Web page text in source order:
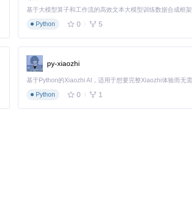
基于大模型算子和工作流的高效文本大模型训练数据合成框架
Python
0 5
py-xiaozhi
Python
0 1